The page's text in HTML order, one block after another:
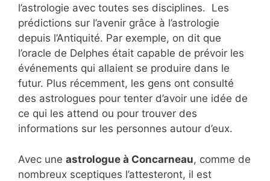
l’astrologie avec toutes ses disciplines. Les
prédictions sur l’avenir grâce à l’astrologie
depuis l’Antiquité. Par exemple, on dit que
l’oracle de Delphes était capable de prévoir les
événements qui allaient se produire dans le
futur. Plus récemment, les gens ont consulté
des astrologues pour tenter d’avoir une idée de
ce qui les attend ou pour trouver des
informations sur les personnes autour d’eux.
Avec une astrologue à Concarneau, comme de
nombreux sceptiques l’attesteront, il est